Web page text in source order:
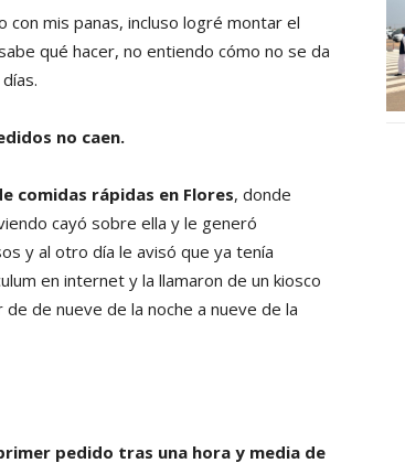
mis panas, incluso logré montar el
qué hacer, no entiendo cómo no se da
no caen.
comidas rápidas en Flores, donde
cayó sobre ella y le generó
y al otro día le avisó que ya tenía
en internet y la llamaron de un kiosco
de nueve de la noche a nueve de la
pedido tras una hora y media de